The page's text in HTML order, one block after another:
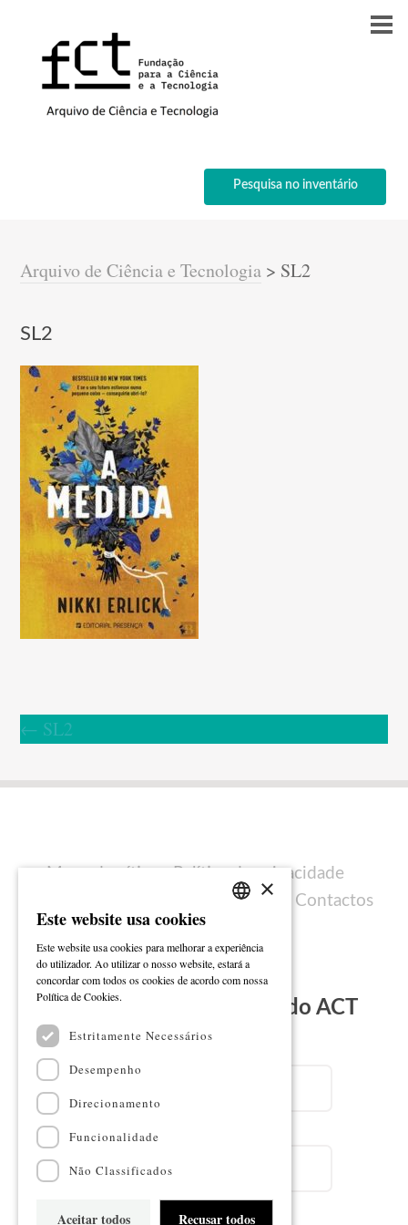
Pesquisa no inventário
Arquivo de Ciência e Tecnologia > SL2
SL2
← SL2
Mapa do sítio
Política de privacidade
Ficha técnica Contactos
Subscreva a Newsletter do ACT
ENGLISH
×
Este website usa cookies
Este website usa cookies para melhorar a experiência
do utilizador. Ao utilizar o nosso website, estará a
concordar com todos os cookies de acordo com nossa
Política de Cookies.
Estritamente Necessários
Desempenho
Direcionamento
Funcionalidade
Não Classificados
Aceitar todos Recusar todos